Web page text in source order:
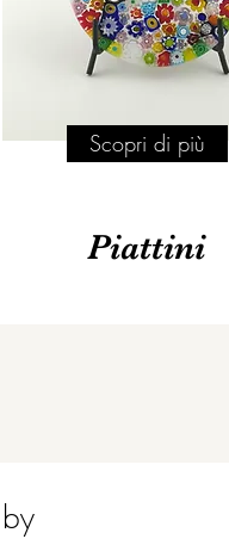
Scopri di più
Piattini